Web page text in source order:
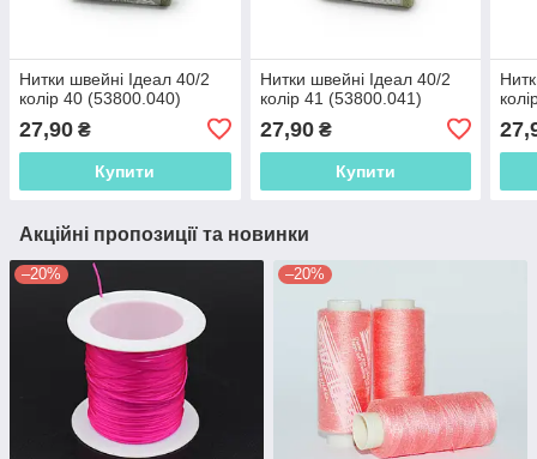
Нитки швейні Ідеал 40/2
колір 40 (53800.040)
27,90 ₴
Купити
Нитки швейні Ідеал 40/2
колір 41 (53800.041)
27,90₴
Купити
Акційні пропозиції та новинки
–20% –20%